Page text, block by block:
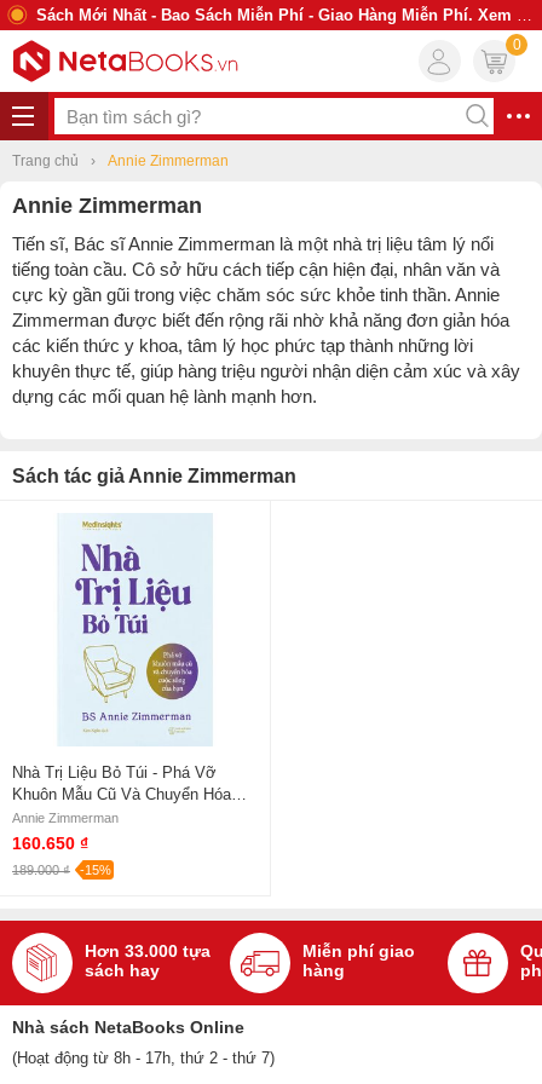
Sách Mới Nhất - Bao Sách Miễn Phí - Giao Hàng Miễn Phí. Xem Ngay
0
Trang chủ Annie Zimmerman
Annie Zimmerman
Tiến sĩ, Bác sĩ Annie Zimmerman là một nhà trị liệu tâm lý nổi
tiếng toàn cầu. Cô sở hữu cách tiếp cận hiện đại, nhân văn và
cực kỳ gần gũi trong việc chăm sóc sức khỏe tinh thần. Annie
Zimmerman được biết đến rộng rãi nhờ khả năng đơn giản hóa
các kiến thức y khoa, tâm lý học phức tạp thành những lời
khuyên thực tế, giúp hàng triệu người nhận diện cảm xúc và xây
dựng các mối quan hệ lành mạnh hơn.
Sách tác giả Annie Zimmerman
Nhà Trị Liệu Bỏ Túi - Phá Vỡ
Khuôn Mẫu Cũ Và Chuyển Hóa
Cuộc Sống Của Bạn - Annie
Zimmerman
Annie Zimmerman
160.650 ₫
189.000 ₫ -15%
Hơn 33.000 tựa
sách hay
Miễn phí giao
hàng
Nhà sách NetaBooks Online
(Hoạt động từ 8h - 17h, thứ 2 - thứ 7)